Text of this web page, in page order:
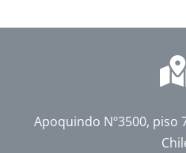
Apoquindo Nº3500, piso